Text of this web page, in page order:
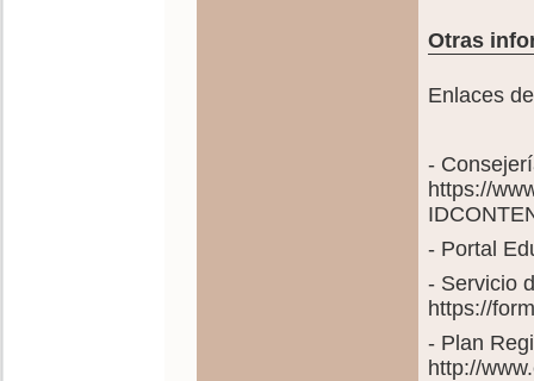
Otras
Enlaces
-
https://
- Portal
- Servicio
https://
- Plan
http://